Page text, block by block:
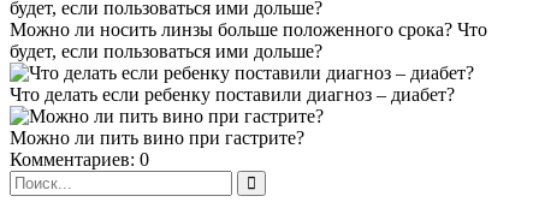
Можно ли носить линзы больше положенного срока? Что
будет, если пользоваться ими дольше?
Что делать если ребенку поставили диагноз – диабет?
Можно ли пить вино при гастрите?
Комментариев: 0